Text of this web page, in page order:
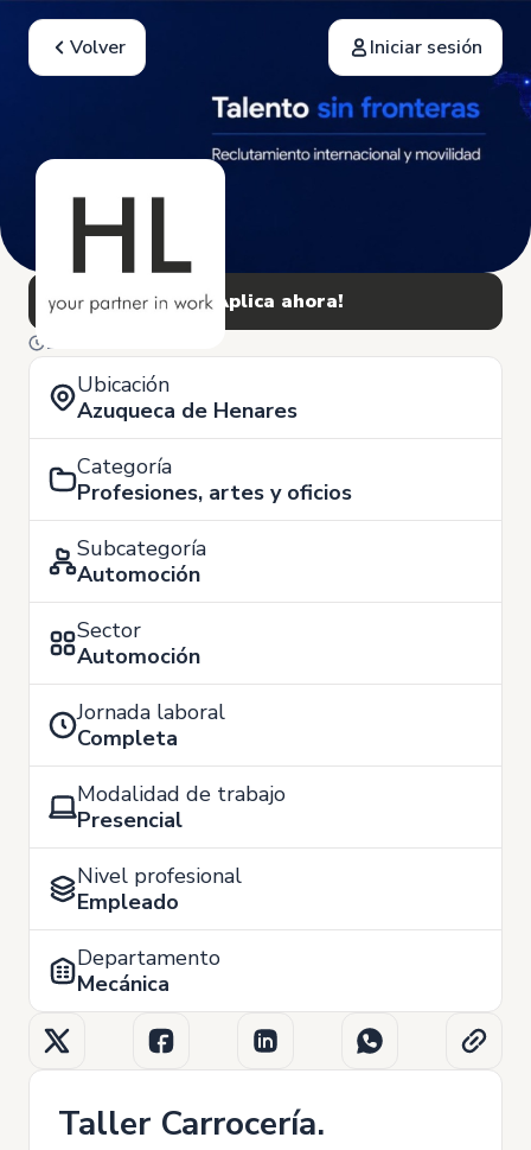
Volver Iniciar sesión
¡Aplica ahora!
11 de Noviembre
Ubicación
Azuqueca de Henares
Categoría
Profesiones, artes y oficios
Subcategoría
Automoción
Sector
Automoción
Jornada laboral
Completa
Modalidad de trabajo
Presencial
Nivel profesional
Empleado
Departamento
Mecánica
Taller Carrocería.